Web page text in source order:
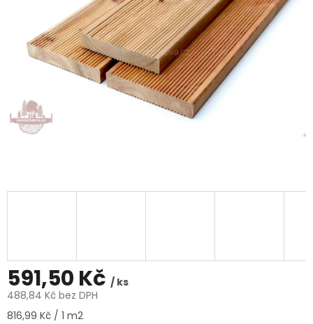
591,50 Kč / ks
488,84 Kč bez DPH
Měrná
816,99 Kč / 1 m2